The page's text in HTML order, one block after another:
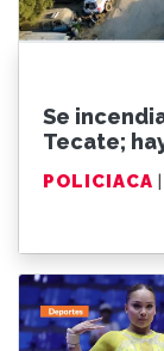
Se
Tecate;
POLICIACA